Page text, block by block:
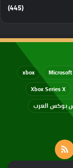
(445)
Microsoft
xbox
Xbox Series X
بوكس العرب
ملخص